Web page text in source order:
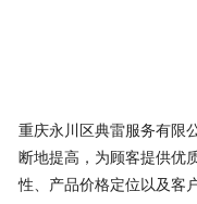
重庆永川区典雷服务有限
断地提高，为顾客提供优
性、产品价格定位以及客